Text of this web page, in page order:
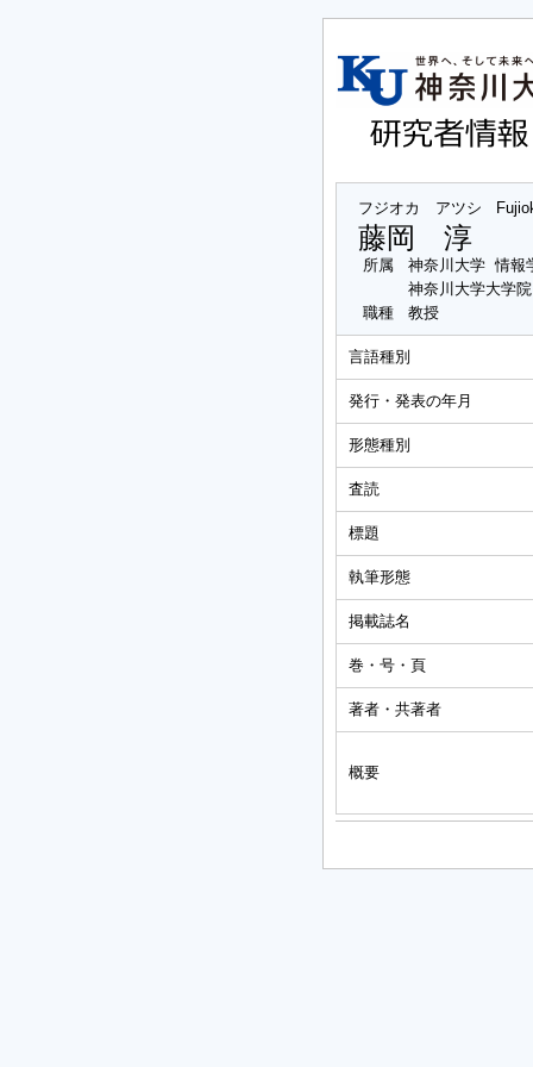
フジオカ アツシ
藤岡 淳
所属
神奈川大学 情報
神奈川大学大学
職種
教授
言語種別
発行・発表の年月
形態種別
査読
標題
執筆形態
掲載誌名
巻・号・頁
著者・共著者
概要